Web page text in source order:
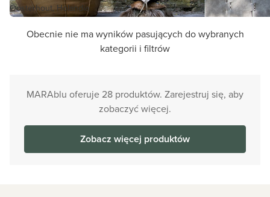
Oosterhout, Holandia
Obecnie nie ma wyników pasujących do wybranych
kategorii i filtrów
MARAblu oferuje 28 produktów. Zarejestruj się, aby
zobaczyć więcej.
Zobacz więcej produktów